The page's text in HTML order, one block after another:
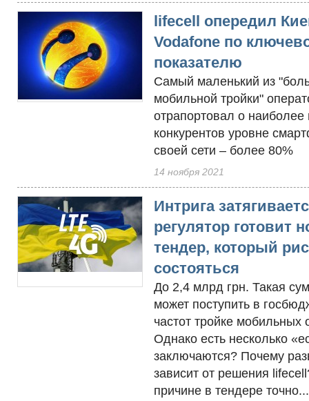
lifecell опередил
Vodafone по
показателю
Самый маленький из
мобильной тройки"
отрапортовал о
конкурентов уровне
своей сети – более 80%
14 ноября 2021
Интрига
регулятор готовит
тендер, который
состояться
До 2,4 млрд грн. Такая
может поступить в
частот тройке мобильных
Однако есть несколько
заключаются? Почему
зависит от решения
причине в тендере точно...